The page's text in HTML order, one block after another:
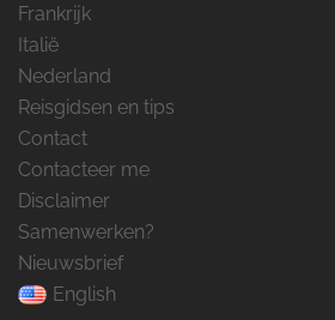
Frankrijk
Italië
Nederland
Reisgidsen en tips
Contact
Contacteer me
Disclaimer
Samenwerken?
Nieuwsbrief
English